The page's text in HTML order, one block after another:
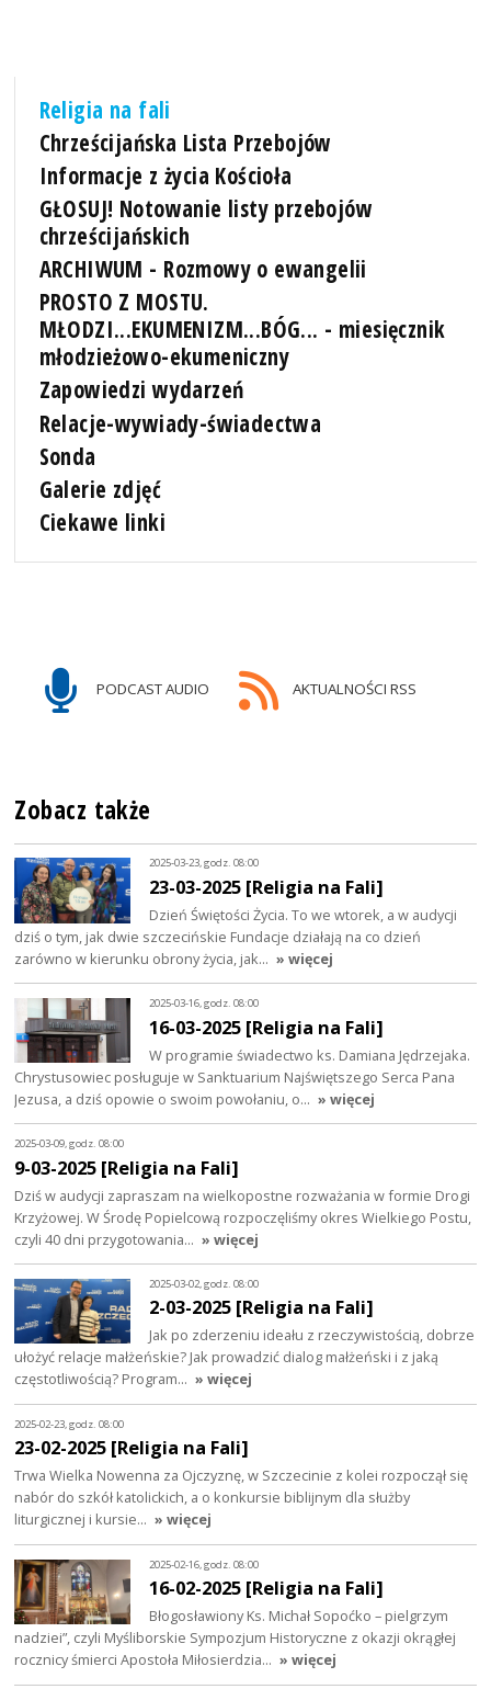
Religia na fali
Chrześcijańska Lista Przebojów
Informacje z życia Kościoła
GŁOSUJ! Notowanie listy przebojów
chrześcijańskich
ARCHIWUM - Rozmowy o ewangelii
PROSTO Z MOSTU.
MŁODZI...EKUMENIZM...BÓG... - miesięcznik
młodzieżowo-ekumeniczny
Zapowiedzi wydarzeń
Relacje-wywiady-świadectwa
Sonda
Galerie zdjęć
Ciekawe linki
PODCAST AUDIO AKTUALNOŚCI RSS
Zobacz także
2025-03-23, godz. 08:00
23-03-2025 [Religia na Fali]
Dzień Świętości Życia. To we wtorek, a w audycji
dziś o tym, jak dwie szczecińskie Fundacje działają na co dzień
zarówno w kierunku obrony życia, jak… » więcej
2025-03-16, godz. 08:00
16-03-2025 [Religia na Fali]
W programie świadectwo ks. Damiana Jędrzejaka.
Chrystusowiec posługuje w Sanktuarium Najświętszego Serca Pana
Jezusa, a dziś opowie o swoim powołaniu, o… » więcej
2025-03-09, godz. 08:00
9-03-2025 [Religia na Fali]
Dziś w audycji zapraszam na wielkopostne rozważania w formie Drogi
Krzyżowej. W Środę Popielcową rozpoczęliśmy okres Wielkiego Postu,
czyli 40 dni przygotowania… » więcej
2025-03-02, godz. 08:00
2-03-2025 [Religia na Fali]
Jak po zderzeniu ideału z rzeczywistością, dobrze
ułożyć relacje małżeńskie? Jak prowadzić dialog małżeński i z jaką
częstotliwością? Program… » więcej
2025-02-23, godz. 08:00
23-02-2025 [Religia na Fali]
Trwa Wielka Nowenna za Ojczyznę, w Szczecinie z kolei rozpoczął się
nabór do szkół katolickich, a o konkursie biblijnym dla służby
liturgicznej i kursie… » więcej
2025-02-16, godz. 08:00
16-02-2025 [Religia na Fali]
Błogosławiony Ks. Michał Sopoćko – pielgrzym
nadziei”, czyli Myśliborskie Sympozjum Historyczne z okazji okrągłej
rocznicy śmierci Apostoła Miłosierdzia… » więcej